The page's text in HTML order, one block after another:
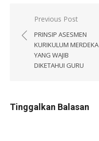
Navigasi
pos
Previous Post
PRINSIP ASESMEN
KURIKULUM MERDEKA
YANG WAJIB
DIKETAHUI GURU
Tinggalkan Balasan